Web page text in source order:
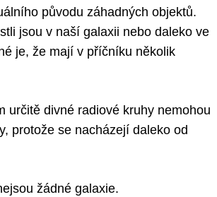
původu záhadných objektů.
jsou v naší galaxii nebo daleko ve
je, že mají v příčníku několik
určitě divné radiové kruhy nemohou
protože se nacházejí daleko od
žádné galaxie.